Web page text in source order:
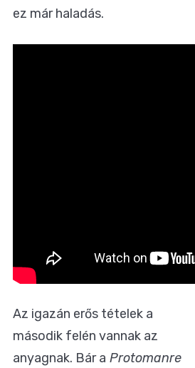
ez már haladás.
Az igazán erős tételek a
második felén vannak az
anyagnak. Bár a Protomanre